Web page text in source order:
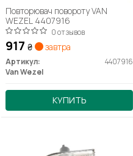
Повторювач повороту VAN
WEZEL 4407916
0 отзывов
917 ₴ завтра
Артикул:
4407916
Van Wezel
КУПИТЬ